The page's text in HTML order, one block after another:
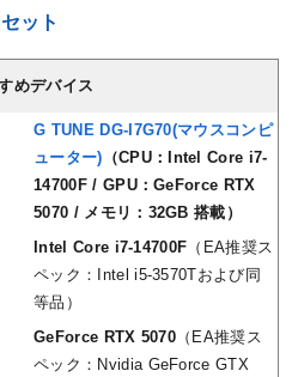
セット
めデバイス
G TUNE DG-I7G70(マウスコンピ
ューター) （CPU：Intel Core i7-
14700F / GPU：GeForce RTX
5070 / メモリ：32GB 搭載）
Intel Core i7-14700F （EA推奨ス
ペック：Intel i5-3570Tおよび同
等品）
GeForce RTX 5070 （EA推奨ス
ペック：Nvidia GeForce GTX